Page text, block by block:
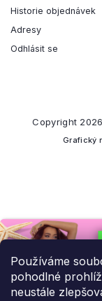
Používáme
pohodlné
neustále
Historie objednávek
Adresy
Odhlásit se
Copyright 2026
Grafický
Budeme vám